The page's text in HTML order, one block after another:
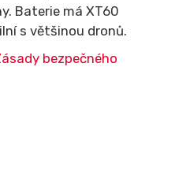
Baterie má XT60
s většinou dronů.
bezpečného